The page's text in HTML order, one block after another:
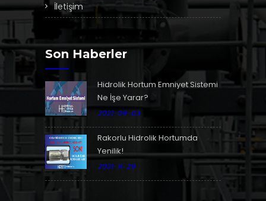
İletişim
Son Haberler
Hidrolik Hortum Emniyet Sistemi
Ne İşe Yarar?
2021-09-03
Rakorlu Hidrolik Hortumda
Yenilik!
2021-11-29